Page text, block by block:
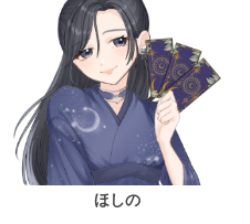
ほしの